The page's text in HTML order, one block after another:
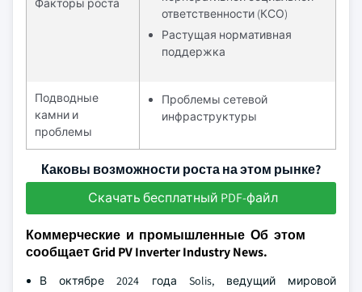
Факторы роста
ответственности (КСО)
Растущая нормативная
поддержка
Подводные
камни и
проблемы
Проблемы сетевой
инфраструктуры
Каковы возможности роста на этом рынке?
Скачать бесплатный PDF-файл
Коммерческие и промышленные Об этом
сообщает Grid PV Inverter Industry News.
В октябре 2024 года Solis, ведущий мировой